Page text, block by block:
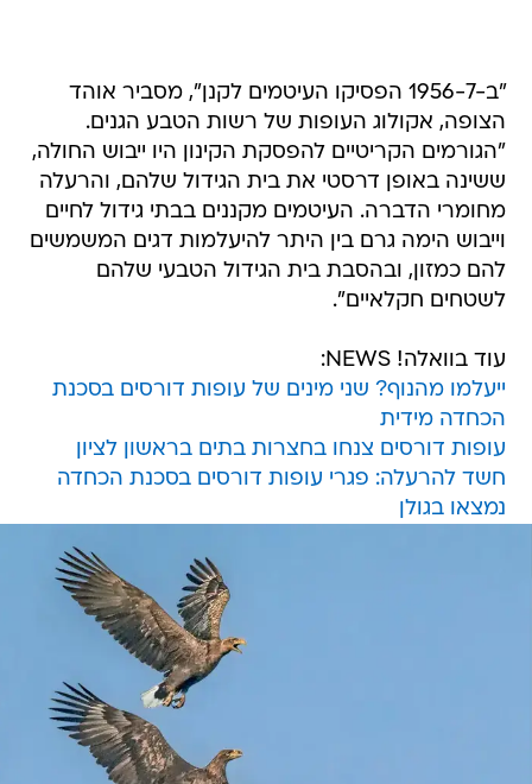
"ב-1956-7 הפסיקו העיטמים לקנן", מסביר אוהד
הצופה, אקולוג העופות של רשות הטבע הגנים.
"הגורמים הקריטיים להפסקת הקינון היו ייבוש החולה,
ששינה באופן דרסטי את בית הגידול שלהם, והרעלה
מחומרי הדברה. העיטמים מקננים בבתי גידול לחיים
וייבוש הימה גרם בין היתר להיעלמות דגים המשמשים
להם כמזון, ובהסבת בית הגידול הטבעי שלהם
לשטחים חקלאיים".
עוד בוואלה! NEWS:
ייעלמו מהנוף? שני מינים של עופות דורסים בסכנת
הכחדה מידית
עופות דורסים צנחו בחצרות בתים בראשון לציון
חשד להרעלה: פגרי עופות דורסים בסכנת הכחדה
נמצאו בגולן